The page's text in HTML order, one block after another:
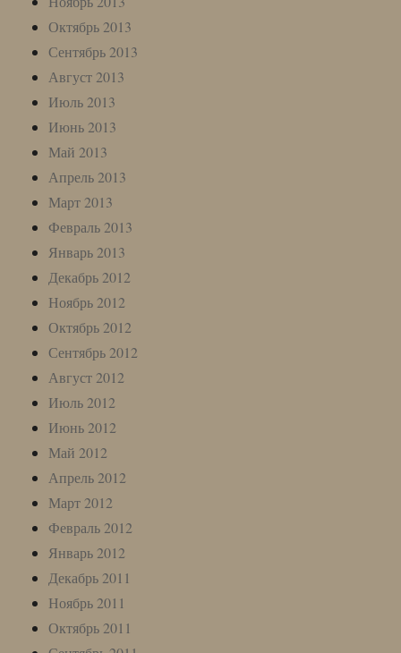
Октябрь 2013
Сентябрь 2013
Август 2013
Июль 2013
Июнь 2013
Май 2013
Апрель 2013
Март 2013
Февраль 2013
Январь 2013
Декабрь 2012
Ноябрь 2012
Октябрь 2012
Сентябрь 2012
Август 2012
Июль 2012
Июнь 2012
Май 2012
Апрель 2012
Март 2012
Февраль 2012
Январь 2012
Декабрь 2011
Ноябрь 2011
Октябрь 2011